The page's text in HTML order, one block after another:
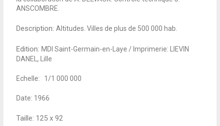
ANSCOMBRE.
Description: Altitudes. Villes de plus de 500 000 hab.
Edition: MDI Saint-Germain-en-Laye / Imprimerie: LIEVIN
DANEL, Lille
Echelle: 1/1 000 000
Date: 1966
Taille: 125 x 92